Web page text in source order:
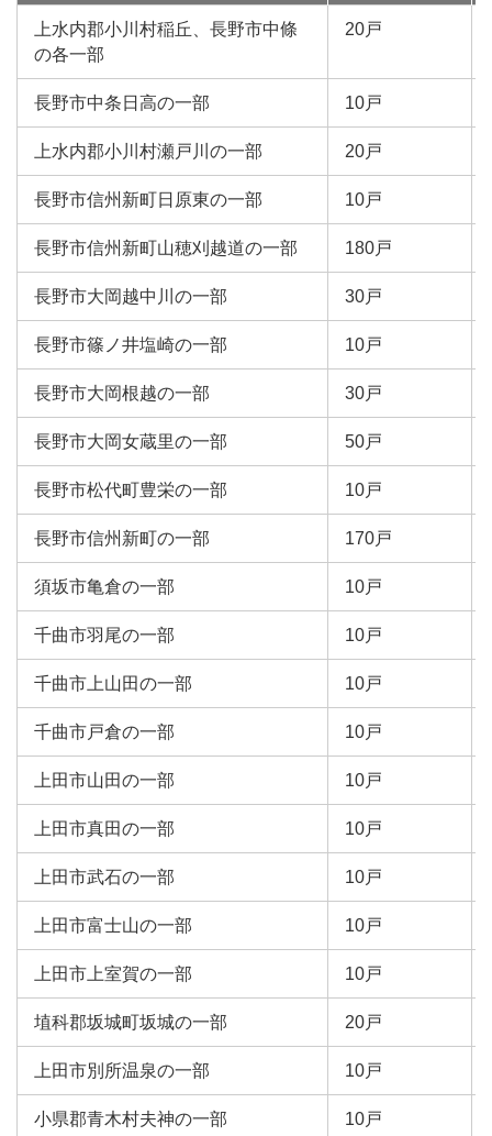
上水内郡小川村稲丘、長野市中條
の各一部
20戸
長野市中条日高の一部 10戸
上水内郡小川村瀬戸川の一部 20戸
長野市信州新町日原東の一部 10戸
長野市信州新町山穂刈越道の一部 180戸
長野市大岡越中川の一部 30戸
長野市篠ノ井塩崎の一部 10戸
長野市大岡根越の一部 30戸
長野市大岡女蔵里の一部 50戸
長野市松代町豊栄の一部 10戸
長野市信州新町の一部 170戸
須坂市亀倉の一部 10戸
千曲市羽尾の一部 10戸
千曲市上山田の一部 10戸
千曲市戸倉の一部 10戸
上田市山田の一部 10戸
上田市真田の一部 10戸
上田市武石の一部 10戸
上田市富士山の一部 10戸
上田市上室賀の一部 10戸
埴科郡坂城町坂城の一部 20戸
上田市別所温泉の一部 10戸
小県郡青木村夫神の一部 10戸